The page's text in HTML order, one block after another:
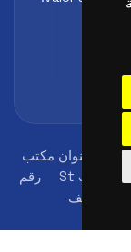
عنوان مكتب
رقم